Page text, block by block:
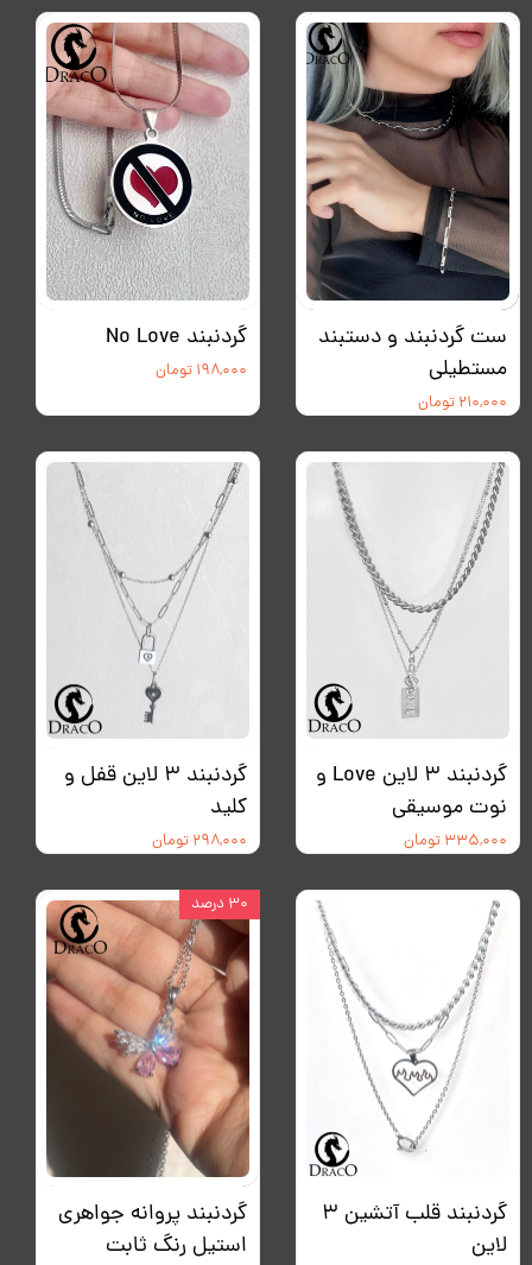
ست گردنبند و دستبند
مستطیلی
۲۱۰,۰۰۰ تومان
گردنبند No Love
۱۹۸,۰۰۰ تومان
گردنبند ۳ لاین Love و
نوت موسیقی
۳۳۵,۰۰۰ تومان
گردنبند ۳ لاین قفل و
کلید
۲۹۸,۰۰۰ تومان
گردنبند قلب آتشین ۳
لاین
گردنبند پروانه جواهری
استیل رنگ ثابت
۳۰ درصد